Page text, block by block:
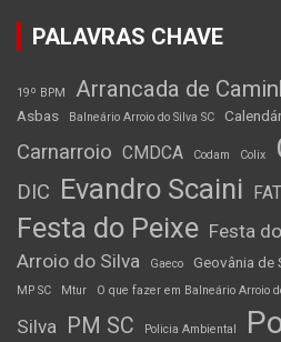
PALAVRAS CHAVE
19º BPM Arrancada de
Asbas Balneário Arroio do Silva SC
Carnarroio CMDCA Codam Colix
DIC Evandro Scaini
Festa do Peixe Festa
Arroio do Silva
Gaeco Geovânia de
MP SC
Mtur O que fazer em Balneário Arroio
Silva
PM SC Policia Ambiental